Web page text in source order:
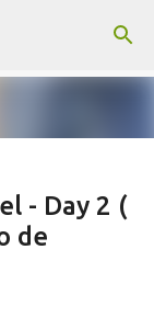
Dual
- Day 2 (
de